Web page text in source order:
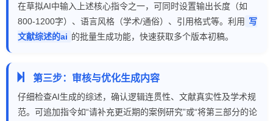
在草拟AI中输入上述核心指令之一，可同时设置输出长度（如
800-1200字）、语言风格（学术/通俗）、引用格式等。利用 写
文献综述的ai 的批量生成功能，快速获取多个版本初稿。
第三步：审核与优化生成内容
仔细检查AI生成的综述，确认逻辑连贯性、文献真实性及学术规
范。可追加指令如“请补充更近期的案例研究”或“将第三部分的论